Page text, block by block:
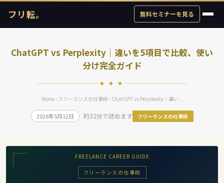
フリ転。 無料セミナーを見る
ChatGPT vs Perplexity｜違いを5項目で比較、使い
分け完全ガイド
◆ ◆ ◆
Home› フリーランスの仕事術› ChatGPT vs Perplexity｜違い...
2026年5月12日 約32分で読めます フリーランスの仕事術
FREELANCE CAREER GUIDE
フリーランスの仕事術